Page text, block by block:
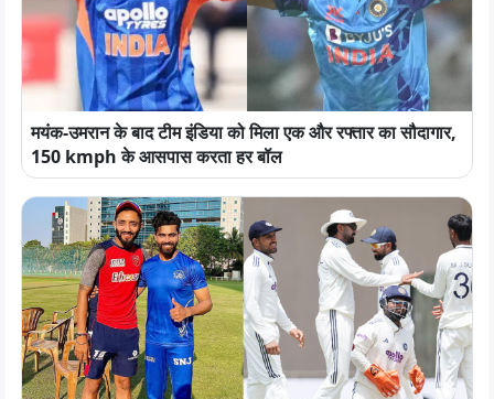
मयंक-उमरान के बाद टीम इंडिया को मिला एक और रफ्तार का सौदागार,
150 kmph के आसपास करता हर बॉल